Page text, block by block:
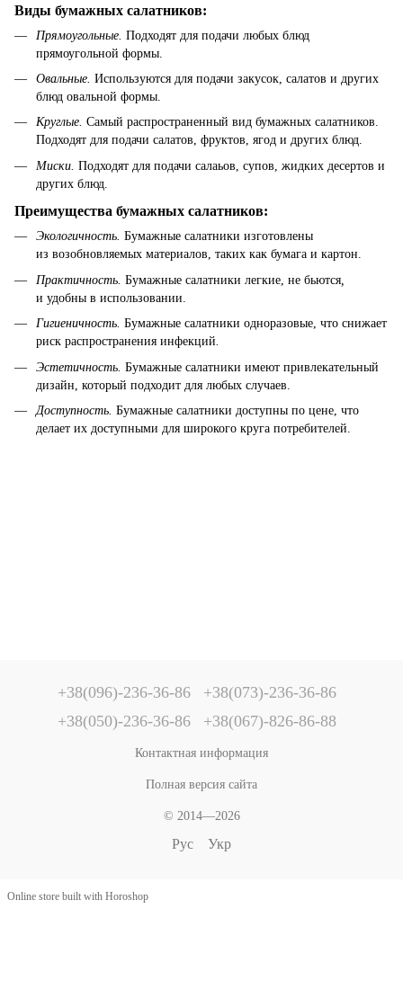
Виды бумажных салатников:
Прямоугольные. Подходят для подачи любых блюд
прямоугольной формы.
Овальные. Используются для подачи закусок, салатов и других
блюд овальной формы.
Круглые. Самый распространенный вид бумажных салатников.
Подходят для подачи салатов, фруктов, ягод и других блюд.
Миски. Подходят для подачи салаьов, супов, жидких десертов и
других блюд.
Преимущества бумажных салатников:
Экологичность. Бумажные салатники изготовлены
из возобновляемых материалов, таких как бумага и картон.
Практичность. Бумажные салатники легкие, не бьются
и удобны в использовании.
Гигиеничность. Бумажные салатники одноразовые, что снижает
риск распространения инфекций.
Эстетичность. Бумажные салатники имеют привлекательный
дизайн, который подходит для любых случаев.
Доступность. Бумажные салатники доступны по цене, что
делает их доступными для широкого круга потребителей.
+38(096)-236-36-86
+38(073)-236-36-86
+38(050)-236-36-86
+38(067)-826-86-88
Контактная информация
Полная версия сайта
© 2014—2026
Рус Укр
Online store built with Horoshop